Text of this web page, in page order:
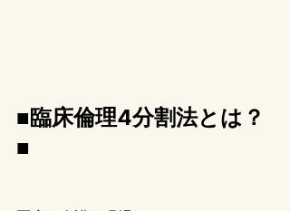
■臨床倫理4分割法とは？
■